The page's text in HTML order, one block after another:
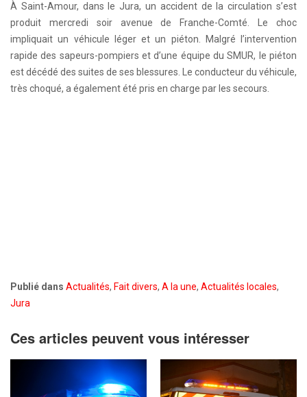
À Saint-Amour, dans le Jura, un accident de la circulation s’est
produit mercredi soir avenue de Franche-Comté. Le choc
impliquait un véhicule léger et un piéton. Malgré l’intervention
rapide des sapeurs-pompiers et d’une équipe du SMUR, le piéton
est décédé des suites de ses blessures. Le conducteur du véhicule,
très choqué, a également été pris en charge par les secours.
Publié dans Actualités, Fait divers, A la une, Actualités locales,
Jura
Ces articles peuvent vous intéresser